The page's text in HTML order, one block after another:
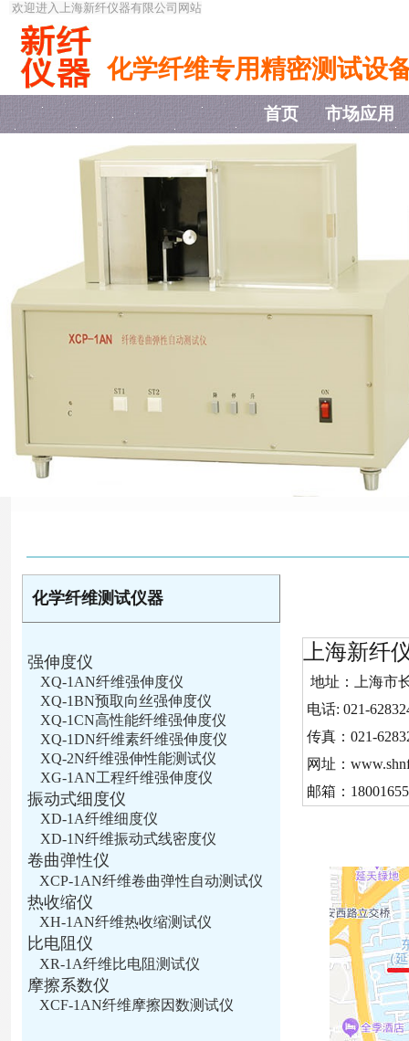
欢迎进入上海新纤仪器有限公司网站
化学纤维专用精密测试设
首页 市场应用
化学纤维测试仪器
上海新纤
地址：上海市
电话: 021-
传真：021-
网址：
邮箱：
强伸度仪
XQ-1AN纤维强伸度仪
XQ-1BN预取向丝强伸度仪
XQ-1CN高性能纤维强伸度仪
XQ-1DN纤维素纤维强伸度仪
XQ-2N纤维强伸性能测试仪
XG-1AN工程纤维强伸度仪
振动式细度仪
XD-1A纤维细度仪
XD-1N纤维振动式线密度仪
卷曲弹性仪
XCP-1AN纤维卷曲弹性自动测试仪
热收缩仪
XH-1AN纤维热收缩测试仪
比电阻仪
XR-1A纤维比电阻测试仪
摩擦系数仪
XCF-1AN纤维摩擦因数测试仪